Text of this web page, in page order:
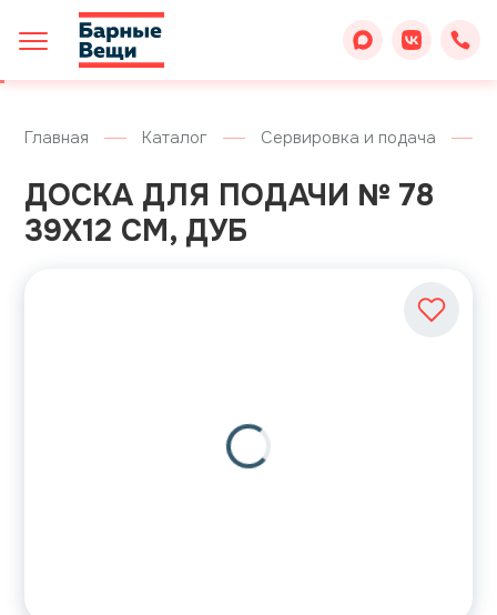
Главная Каталог Сервировка и подача
ДОСКА ДЛЯ ПОДАЧИ № 78
39Х12 СМ, ДУБ